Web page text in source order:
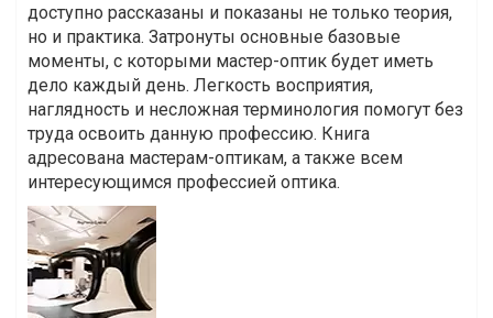
доступно рассказаны и показаны не только теория,
но и практика. Затронуты основные базовые
моменты, с которыми мастер-оптик будет иметь
дело каждый день. Легкость восприятия,
наглядность и несложная терминология помогут без
труда освоить данную профессию. Книга
адресована мастерам-оптикам, а также всем
интересующимся профессией оптика.